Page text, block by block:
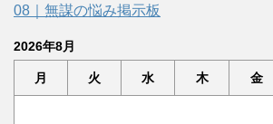
08｜無謀の悩み掲示板
2026年8月
月 火 水 木 金